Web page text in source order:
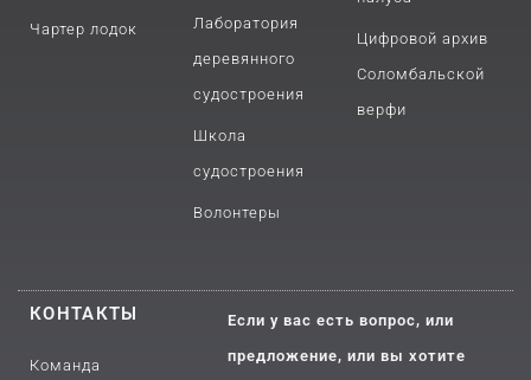
Чартер лодок
Лаборатория
деревянного
судостроения
Школа
судостроения
Волонтеры
Цифровой архив
Соломбальской
верфи
КОНТАКТЫ
Команда
Если у вас есть вопрос, или
предложение, или вы хотите